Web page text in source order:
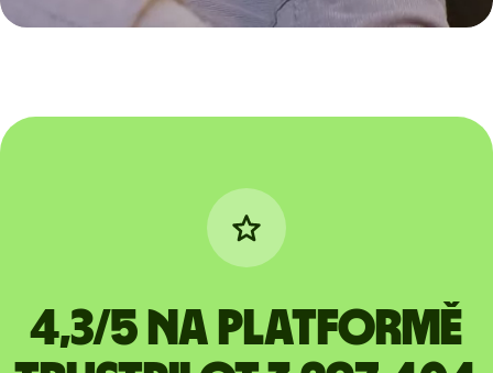
4,3/5 na platformě